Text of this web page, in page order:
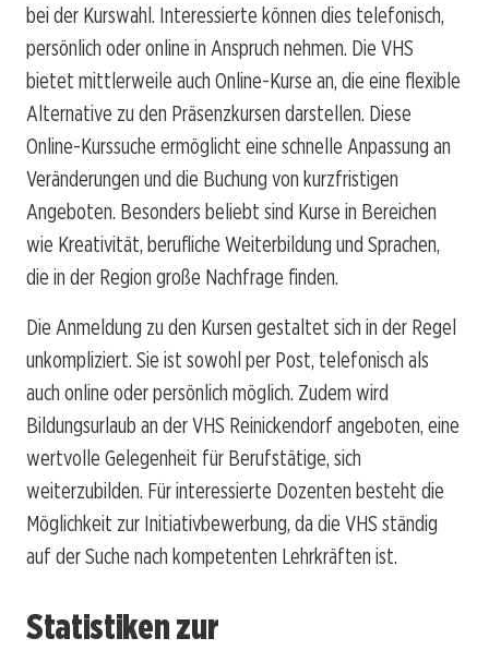
bei der Kurswahl. Interessierte können dies telefonisch,
persönlich oder online in Anspruch nehmen. Die VHS
bietet mittlerweile auch Online-Kurse an, die eine flexible
Alternative zu den Präsenzkursen darstellen. Diese
Online-Kurssuche ermöglicht eine schnelle Anpassung an
Veränderungen und die Buchung von kurzfristigen
Angeboten. Besonders beliebt sind Kurse in Bereichen
wie Kreativität, berufliche Weiterbildung und Sprachen,
die in der Region große Nachfrage finden.
Die Anmeldung zu den Kursen gestaltet sich in der Regel
unkompliziert. Sie ist sowohl per Post, telefonisch als
auch online oder persönlich möglich. Zudem wird
Bildungsurlaub an der VHS Reinickendorf angeboten, eine
wertvolle Gelegenheit für Berufstätige, sich
weiterzubilden. Für interessierte Dozenten besteht die
Möglichkeit zur Initiativbewerbung, da die VHS ständig
auf der Suche nach kompetenten Lehrkräften ist.
Statistiken zur